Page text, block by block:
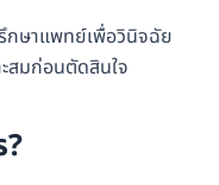
กษาแพทย์เพื่อวินิจฉัย
สมก่อนตัดสินใจ